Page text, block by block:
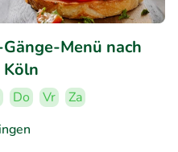
Menü nach
Do Vr
Za